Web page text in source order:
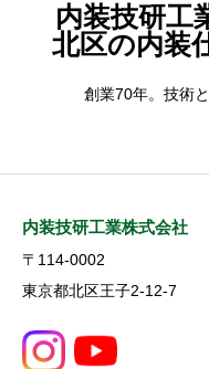
内装技研工
北区の内装
創業70年。技術
内装技研工業株式会社
〒114-0002
東京都北区王子2-12-7